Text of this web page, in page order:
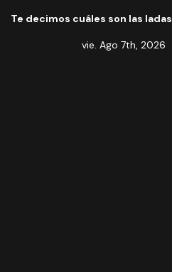
cuáles son las ladas son más
vie. Ago 7th, 2026